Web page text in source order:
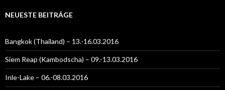
NEUESTE BEITRÄGE
Bangkok (Thailand) – 13.-16.03.2016
Siem Reap (Kambodscha) – 09.-13.03.2016
Inle-Lake – 06.-08.03.2016